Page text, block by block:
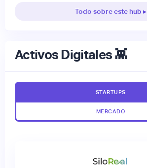
Todo sobre este hub ▸
Activos Digitales 👾
STARTUPS
MERCADO